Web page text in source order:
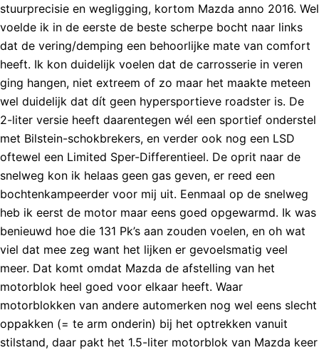
stuurprecisie en wegligging, kortom Mazda anno 2016. Wel
voelde ik in de eerste de beste scherpe bocht naar links
dat de vering/demping een behoorlijke mate van comfort
heeft. Ik kon duidelijk voelen dat de carrosserie in veren
ging hangen, niet extreem of zo maar het maakte meteen
wel duidelijk dat dít geen hypersportieve roadster is. De
2-liter versie heeft daarentegen wél een sportief onderstel
met Bilstein-schokbrekers, en verder ook nog een LSD
oftewel een Limited Sper-Differentieel. De oprit naar de
snelweg kon ik helaas geen gas geven, er reed een
bochtenkampeerder voor mij uit. Eenmaal op de snelweg
heb ik eerst de motor maar eens goed opgewarmd. Ik was
benieuwd hoe die 131 Pk’s aan zouden voelen, en oh wat
viel dat mee zeg want het lijken er gevoelsmatig veel
meer. Dat komt omdat Mazda de afstelling van het
motorblok heel goed voor elkaar heeft. Waar
motorblokken van andere automerken nog wel eens slecht
oppakken (= te arm onderin) bij het optrekken vanuit
stilstand, daar pakt het 1.5-liter motorblok van Mazda keer